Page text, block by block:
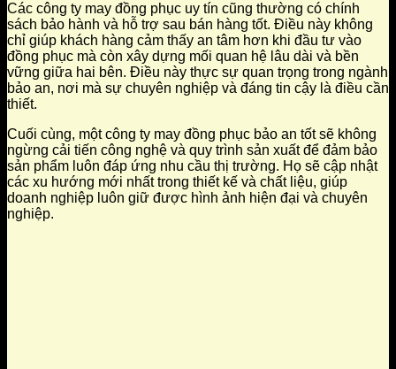
Các công ty may đồng phục uy tín cũng thường có chính
sách bảo hành và hỗ trợ sau bán hàng tốt. Điều này không
chỉ giúp khách hàng cảm thấy an tâm hơn khi đầu tư vào
đồng phục mà còn xây dựng mối quan hệ lâu dài và bền
vững giữa hai bên. Điều này thực sự quan trọng trong ngành
bảo an, nơi mà sự chuyên nghiệp và đáng tin cậy là điều cần
thiết.
Cuối cùng, một công ty may đồng phục bảo an tốt sẽ không
ngừng cải tiến công nghệ và quy trình sản xuất để đảm bảo
sản phẩm luôn đáp ứng nhu cầu thị trường. Họ sẽ cập nhật
các xu hướng mới nhất trong thiết kế và chất liệu, giúp
doanh nghiệp luôn giữ được hình ảnh hiện đại và chuyên
nghiệp.